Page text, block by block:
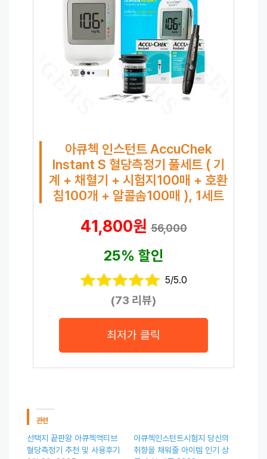
아큐첵 인스턴트 AccuChek
Instant S 혈당측정기 풀세트 ( 기
계 + 채혈기 + 시험지100매 + 호환
침100개 + 알콜솜100매 ), 1세트
41,800원56,000
25% 할인
5/5.0
(73 리뷰)
최저가 클릭
관련
선택지 끝판왕 아큐첵액티브
혈당측정기 추천 및 사용후기
아큐첵인스턴트시험지 당신의
취향을 채워줄 아이템 인기 상